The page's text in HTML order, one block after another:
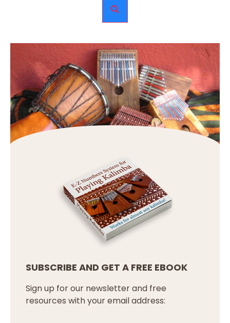
SUBSCRIBE AND GET A FREE EBOOK
Sign up for our newsletter and free
resources with your email address: